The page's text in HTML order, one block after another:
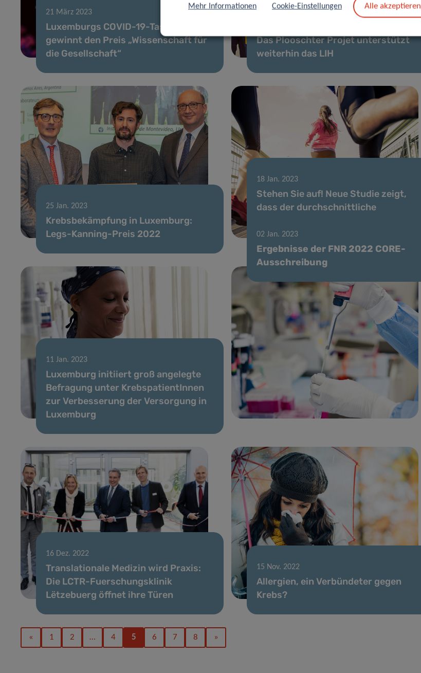
21 März 2023
Luxemburgs COVID-19-Taskforce
gewinnt den Preis „Wissenschaft für
die Gesellschaft“
Das Plooschter Projet unterstützt
weiterhin das LIH
25 Jan. 2023
Krebsbekämpfung in Luxemburg:
Legs-Kanning-Preis 2022
18 Jan. 2023
Stehen Sie auf! Neue Studie zeigt,
dass der durchschnittliche
Sitzen verbringt
11 Jan. 2023
Luxemburg initiiert groß angelegte
Befragung unter KrebspatientInnen
zur Verbesserung der Versorgung in
Luxemburg
02 Jan. 2023
Ergebnisse der FNR 2022 CORE-
Ausschreibung
16 Dez. 2022
Translationale Medizin wird Praxis:
Die LCTR-Fuerschungsklinik
Lëtzebuerg öffnet ihre Türen
15 Nov. 2022
Allergien, ein Verbündeter gegen
Krebs?
« 1 2 … 4 5 6 7 8 »
Mehr Informationen Cookie-Einstellungen Alle akzeptieren